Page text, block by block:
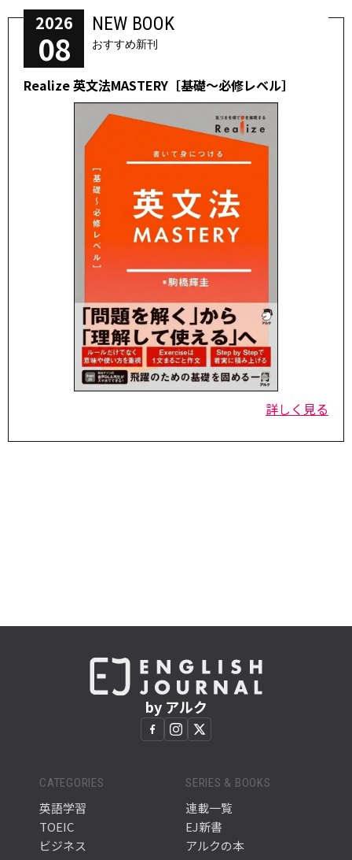
2026
08
NEW BOOK
おすすめ新刊
Realize 英文法MASTERY［基礎～必修レベル］
詳しく見る
by アルク
CATEGORIES
英語学習
TOEIC
ビジネス
SERIES & BOOKS
連載一覧
EJ新書
アルクの本